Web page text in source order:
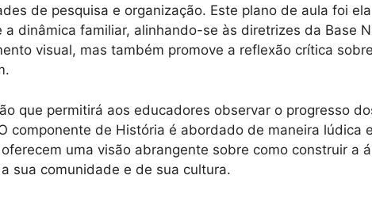
de pesquisa e organização. Este plano de aula foi
dinâmica familiar, alinhando-se às diretrizes da Base
visual, mas também promove a reflexão crítica
que permitirá aos educadores observar o progresso
de História é abordado de maneira lúdica
uma visão abrangente sobre como construir a
sua comunidade e de sua cultura.